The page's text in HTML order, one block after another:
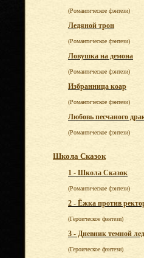
(Романтическое фэнтези)
Ледяной трон
(Романтическое фэнтези)
Ловушка на демона
(Романтическое фэнтези)
Избранница коар
(Романтическое фэнтези)
Любовь песчаного
(Романтическое фэнтези)
Школа Сказок
1 - Школа Сказок
(Романтическое фэнтези)
2 - Ёжка против
(Героическое фэнтези)
3 - Дневник темной
(Героическое фэнтези)